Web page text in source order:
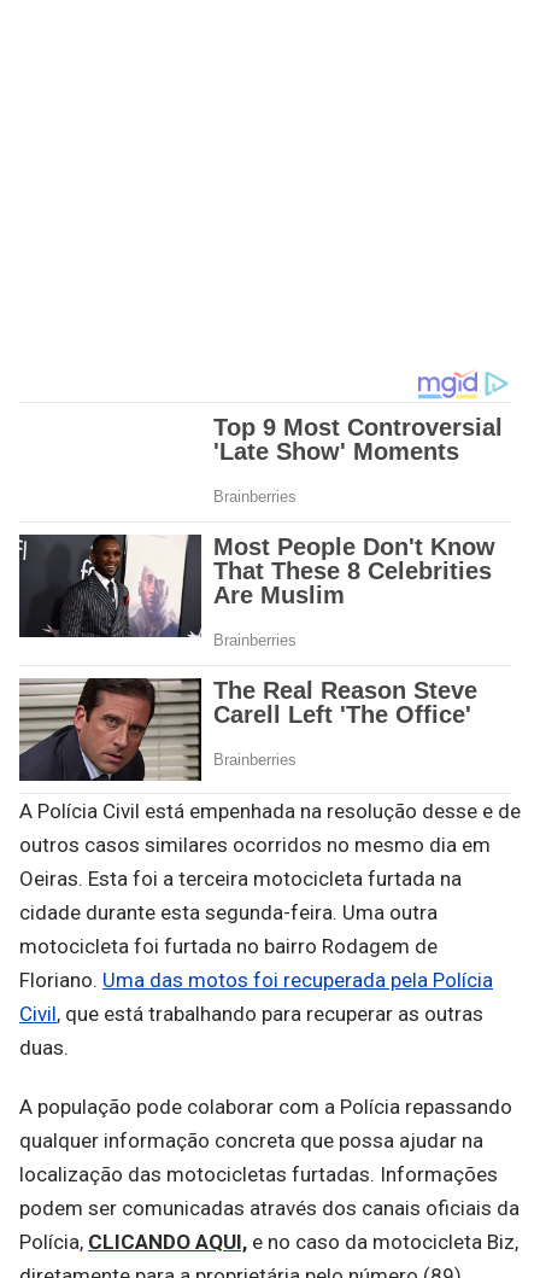
A Polícia Civil está empenhada na resolução desse e de
outros casos similares ocorridos no mesmo dia em
Oeiras. Esta foi a terceira motocicleta furtada na
cidade durante esta segunda-feira. Uma outra
motocicleta foi furtada no bairro Rodagem de
Floriano. Uma das motos foi recuperada pela Polícia
Civil, que está trabalhando para recuperar as outras
duas.
A população pode colaborar com a Polícia repassando
qualquer informação concreta que possa ajudar na
localização das motocicletas furtadas. Informações
podem ser comunicadas através dos canais oficiais da
Polícia, CLICANDO AQUI, e no caso da motocicleta Biz,